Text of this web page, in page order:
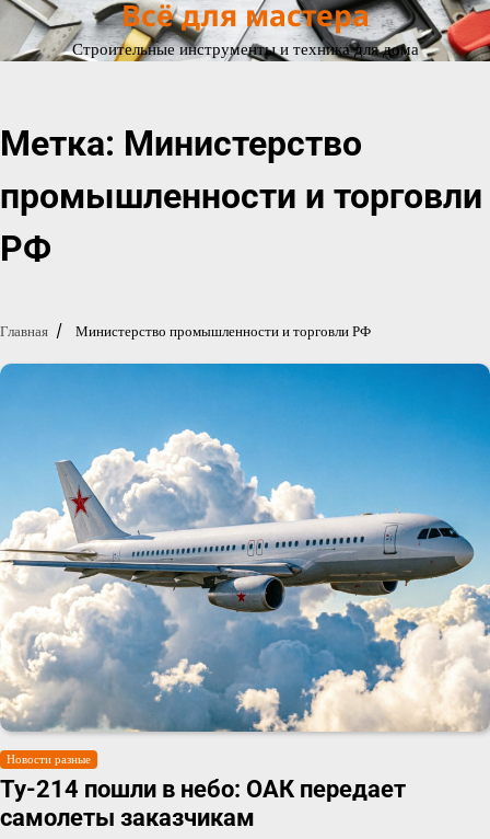
Перейти
содержимому
Всё для мастера
Строительные инструменты и техника для дома
Метка: Министерство
промышленности и торговли
РФ
Главная Министерство промышленности и торговли РФ
Новости разные
Ту-214 пошли в небо: ОАК передает
самолеты заказчикам